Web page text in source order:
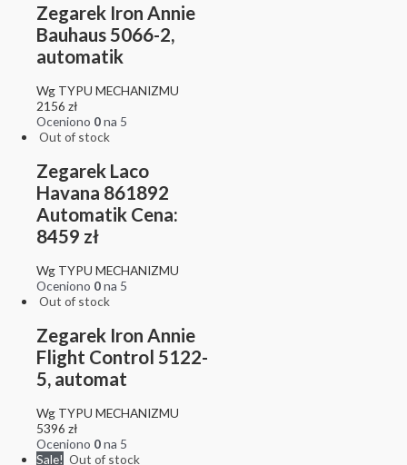
Zegarek Iron Annie
Bauhaus 5066-2,
automatik
Wg TYPU MECHANIZMU
2156 zł
Oceniono 0na 5
Out of stock
Zegarek Laco
Havana 861892
Automatik Cena:
8459 zł
Wg TYPU MECHANIZMU
Oceniono 0na 5
Out of stock
Zegarek Iron Annie
Flight Control 5122-
5, automat
Wg TYPU MECHANIZMU
5396 zł
Oceniono 0na 5
Sale! Out of stock